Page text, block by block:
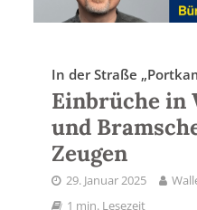
In der Straße
Einbrüche in
und
Zeugen
29. Januar 2025
1 min. Lesezeit